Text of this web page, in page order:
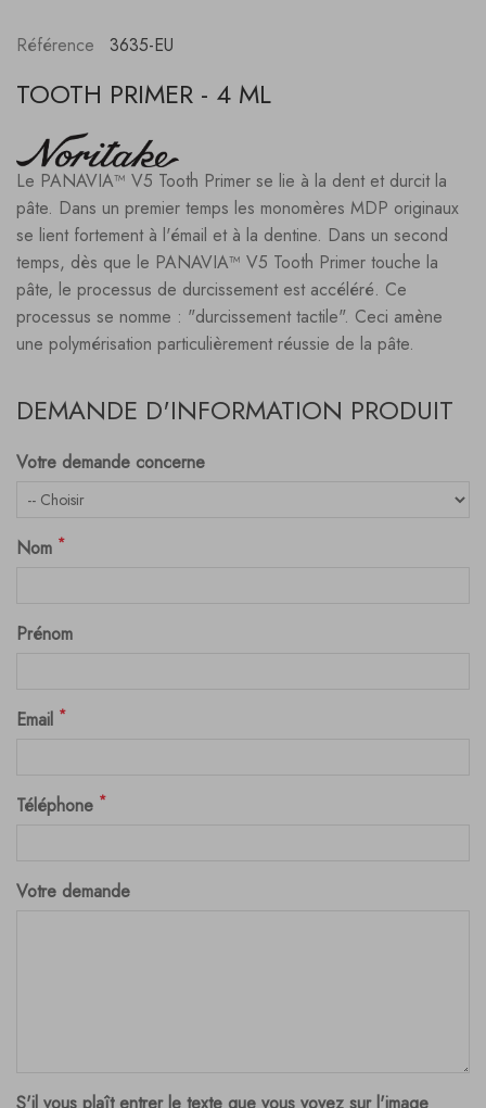
Référence 3635-EU
TOOTH PRIMER - 4 ML
Le PANAVIA™ V5 Tooth Primer se lie à la dent et durcit la
pâte. Dans un premier temps les monomères MDP originaux
se lient fortement à l'émail et à la dentine. Dans un second
temps, dès que le PANAVIA™ V5 Tooth Primer touche la
pâte, le processus de durcissement est accéléré. Ce
processus se nomme : "durcissement tactile". Ceci amène
une polymérisation particulièrement réussie de la pâte.
DEMANDE D'INFORMATION PRODUIT
Votre demande concerne
Nom *
Prénom
Email *
Téléphone *
Votre demande